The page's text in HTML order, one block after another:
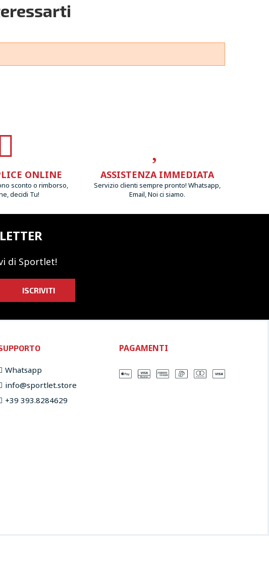
ONLINE
sconto o rimborso,
decidi Tu!
ASSISTENZA IMMEDIATA
Servizio clienti sempre pronto! Whatsapp,
Email, Noi ci siamo.
di Sportlet!
ISCRIVITI
Whatsapp
info@sportlet.store​
+39 393.8284629
PAGAMENTI